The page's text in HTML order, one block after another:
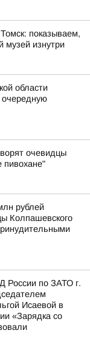
показываем,
музей изнутри
области
очередную
очевидцы
пивохане"
рублей
Колпашевского
России по ЗАТО г.
Исаевой в
«Зарядка со